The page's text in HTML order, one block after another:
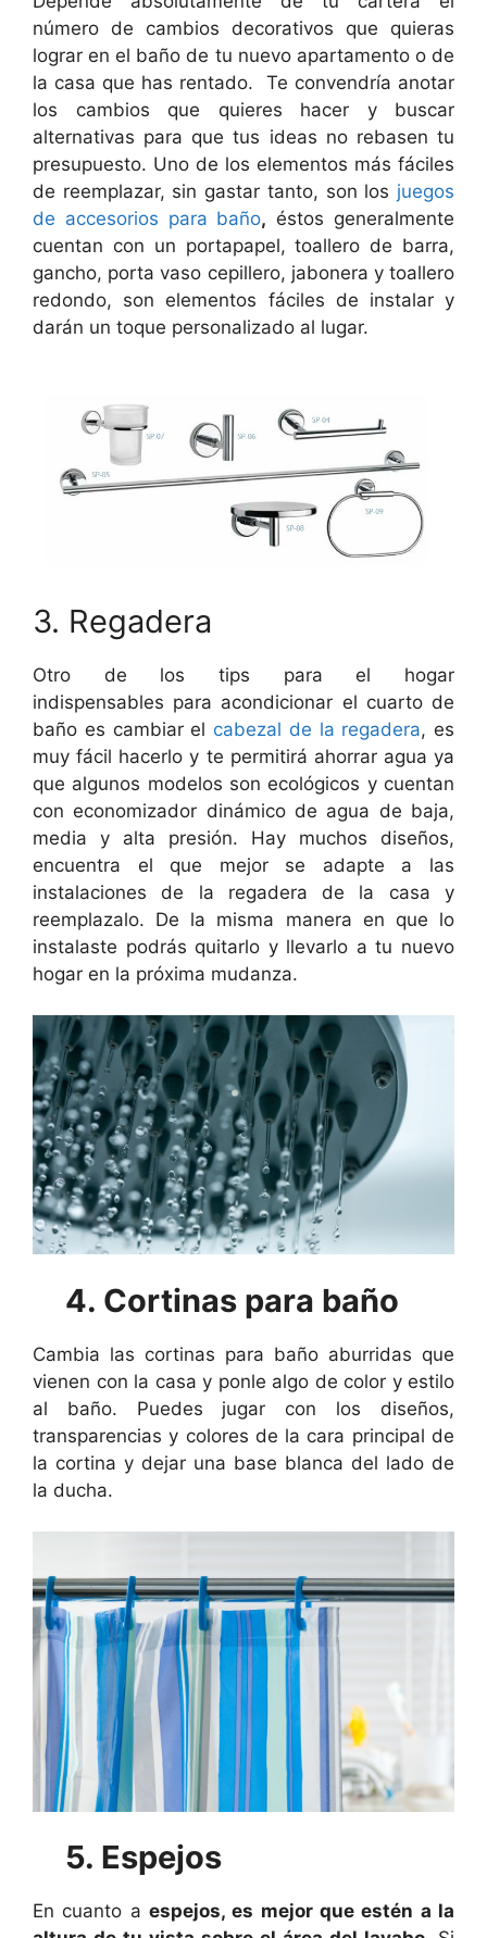
número de cambios decorativos que quieras
lograr en el baño de tu nuevo apartamento o de
la casa que has rentado. Te convendría anotar
los cambios que quieres hacer y buscar
alternativas para que tus ideas no rebasen tu
presupuesto. Uno de los elementos más fáciles
de reemplazar, sin gastar tanto, son los juegos
de accesorios para baño, éstos generalmente
cuentan con un portapapel, toallero de barra,
gancho, porta vaso cepillero, jabonera y toallero
redondo, son elementos fáciles de instalar y
darán un toque personalizado al lugar.
3. Regadera
Otro de los tips para el hogar
indispensables para acondicionar el cuarto de
baño es cambiar el cabezal de la regadera, es
muy fácil hacerlo y te permitirá ahorrar agua ya
que algunos modelos son ecológicos y cuentan
con economizador dinámico de agua de baja,
media y alta presión. Hay muchos diseños,
encuentra el que mejor se adapte a las
instalaciones de la regadera de la casa y
reemplazalo. De la misma manera en que lo
instalaste podrás quitarlo y llevarlo a tu nuevo
hogar en la próxima mudanza.
4. Cortinas para baño
Cambia las cortinas para baño aburridas que
vienen con la casa y ponle algo de color y estilo
al baño. Puedes jugar con los diseños,
transparencias y colores de la cara principal de
la cortina y dejar una base blanca del lado de
la ducha.
5. Espejos
En cuanto a espejos, es mejor que estén a la